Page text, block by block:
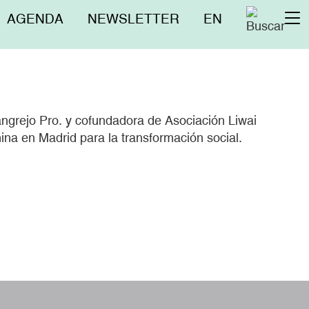
Menú
AGENDA NEWSLETTER EN
Pro. y cofundadora de Asociación Liwai
en Madrid para la transformación social.